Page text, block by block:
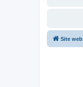
Site web